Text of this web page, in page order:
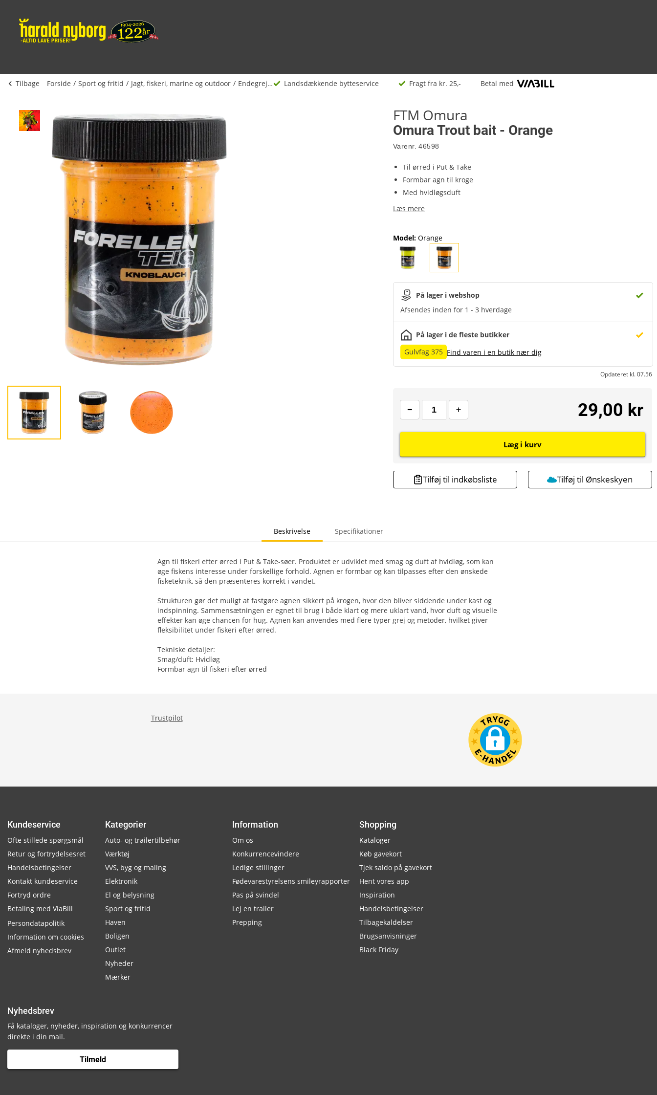
Tilbage Forside Sport og fritid Jagt, fiskeri, marine og outdoor Endegrej og madding Landsdækkende bytteservice Fragt fra kr. 25,- Betal med
FTM Omura
Omura Trout bait - Orange
Varenr. 46598
Til ørred i Put & Take
Formbar agn til kroge
Med hvidløgsduft
Læs mere
Model: Orange
På lager i webshop
Afsendes inden for 1 - 3 hverdage
På lager i de fleste butikker
Gulvfag 375 Find varen i en butik nær dig
Opdateret kl. 07.56
29,00 kr
Læg i kurv
Tilføj til indkøbsliste Tilføj til Ønskeskyen
Beskrivelse Specifikationer
Agn til fiskeri efter ørred i Put & Take-søer. Produktet er udviklet med smag og duft af hvidløg, som kan
øge fiskens interesse under forskellige forhold. Agnen er formbar og kan tilpasses efter den ønskede
fisketeknik, så den præsenteres korrekt i vandet.
Strukturen gør det muligt at fastgøre agnen sikkert på krogen, hvor den bliver siddende under kast og
indspinning. Sammensætningen er egnet til brug i både klart og mere uklart vand, hvor duft og visuelle
effekter kan øge chancen for hug. Agnen kan anvendes med flere typer grej og metoder, hvilket giver
fleksibilitet under fiskeri efter ørred.
Tekniske detaljer:
Smag/duft: Hvidløg
Formbar agn til fiskeri efter ørred
Trustpilot
Kundeservice
Ofte stillede spørgsmål
Retur og fortrydelsesret
Handelsbetingelser
Kontakt kundeservice
Fortryd ordre
Betaling med ViaBill
Persondatapolitik
Information om cookies
Afmeld nyhedsbrev
Kategorier
Auto- og trailertilbehør
Værktøj
VVS, byg og maling
Elektronik
El og belysning
Sport og fritid
Haven
Boligen
Outlet
Nyheder
Mærker
Information
Om os
Konkurrencevindere
Ledige stillinger
Fødevarestyrelsens smileyrapporter
Pas på svindel
Lej en trailer
Prepping
Shopping
Kataloger
Køb gavekort
Tjek saldo på gavekort
Hent vores app
Inspiration
Handelsbetingelser
Tilbagekaldelser
Brugsanvisninger
Black Friday
Nyhedsbrev
Få kataloger, nyheder, inspiration og konkurrencer
direkte i din mail.
Tilmeld